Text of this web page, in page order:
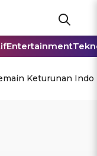
Entertainment
Keturunan